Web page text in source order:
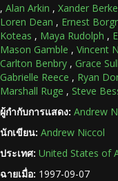
, Alan Arkin , Xander
Loren Dean , Ernest
Koteas , Maya Rudolph ,
Mason Gamble , Vincent
Carlton Benbry , Grace
Gabrielle Reece , Ryan
Marshall Ruge , Steve
ผู้กำกับการแสดง: Andrew
นักเขียน: Andrew Niccol
ประเทศ: United States of
ฉายเมื่อ: 1997-09-07